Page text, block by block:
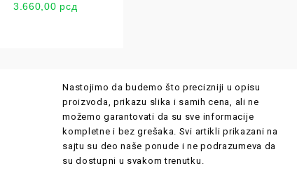
3.660,00 рсд
Nastojimo da budemo što precizniji u opisu
proizvoda, prikazu slika i samih cena, ali ne
možemo garantovati da su sve informacije
kompletne i bez grešaka. Svi artikli prikazani na
sajtu su deo naše ponude i ne podrazumeva da
su dostupni u svakom trenutku.